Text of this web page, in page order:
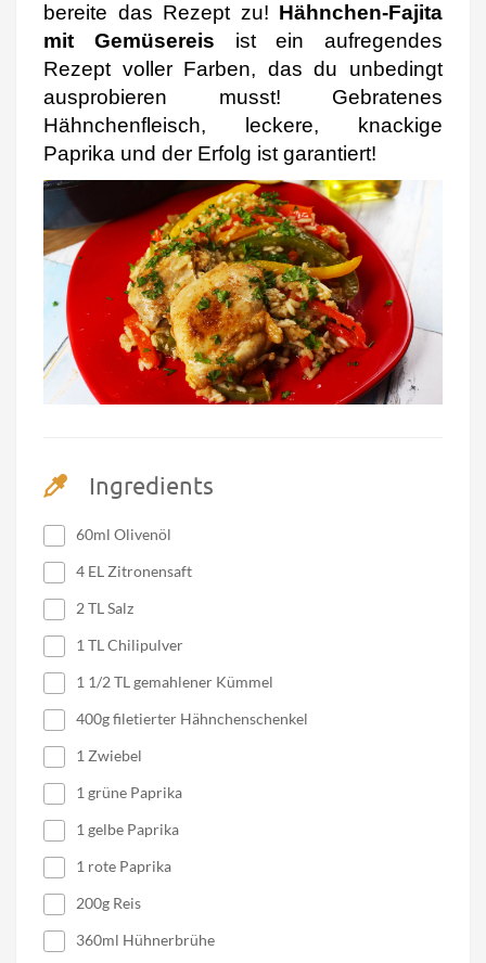
bereite das Rezept zu! Hähnchen-Fajita
mit Gemüsereis ist ein aufregendes
Rezept voller Farben, das du unbedingt
ausprobieren musst! Gebratenes
Hähnchenfleisch, leckere, knackige
Paprika und der Erfolg ist garantiert!
Ingredients
60ml Olivenöl
4 EL Zitronensaft
2 TL Salz
1 TL Chilipulver
1 1/2 TL gemahlener Kümmel
400g filetierter Hähnchenschenkel
1 Zwiebel
1 grüne Paprika
1 gelbe Paprika
1 rote Paprika
200g Reis
360ml Hühnerbrühe